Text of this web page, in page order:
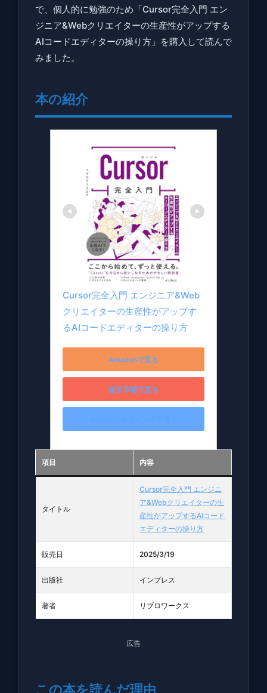
3
こ
を
読
ん
で、個人的に勉強のため「Cursor完全入門 エン
ジニア&Webクリエイターの生産性がアップする
AIコードエディターの操り方」を購入して読んで
みました。
本の紹介
Cursor完全入門 エンジニア&Web
クリエイターの生産性がアップす
るAIコードエディターの操り方
Amazonで見る
楽天市場で見る
項目 内容
タイトル
Cursor完全入門 エンジニ
ア&Webクリエイターの生
産性がアップするAIコード
エディターの操り方
販売日 2025/3/19
出版社 インプレス
著者 リブロワークス
広告
この本を読んだ理由